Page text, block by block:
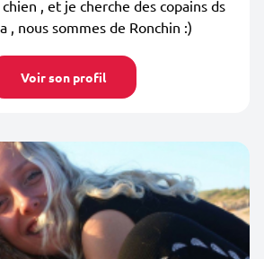
, et je cherche des copains ds
, nous sommes de Ronchin :)
Voir son profil